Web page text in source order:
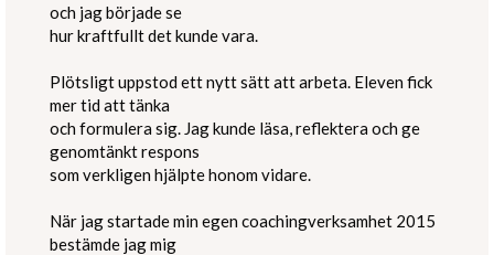
och jag började se
hur kraftfullt det kunde vara.
Plötsligt uppstod ett nytt sätt att arbeta. Eleven fick
mer tid att tänka
och formulera sig. Jag kunde läsa, reflektera och ge
genomtänkt respons
som verkligen hjälpte honom vidare.
När jag startade min egen coachingverksamhet 2015
bestämde jag mig